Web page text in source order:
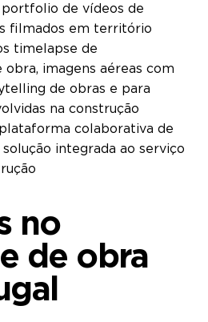
de vídeos de
filmados em território
timelapse de
imagens aéreas com
de obras e para
na construção
colaborativa de
integrada ao serviço
no
de obra